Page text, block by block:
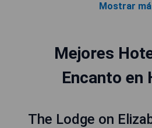
Mostrar
Mejores
Encanto en
The Lodge on